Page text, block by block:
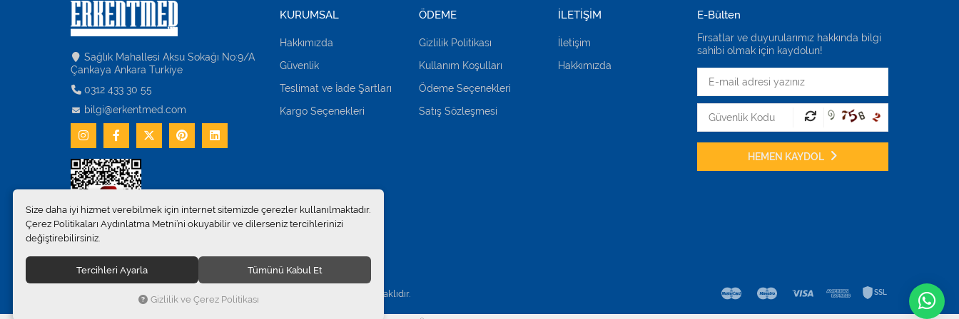
Sağlık Mahallesi Aksu Sokağı No:9/A
Çankaya Ankara Turkiye
0312 433 30 55
bilgi@erkentmed.com
E-Bülten
Fırsatlar ve duyurularımız hakkında bilgi
sahibi olmak için kaydolun!
HEMEN KAYDOL
KURUMSAL
Hakkımızda
Güvenlik
Teslimat ve İade Şartları
Kargo Seçenekleri
ÖDEME
Gizlilik Politikası
Kullanım Koşulları
Ödeme Seçenekleri
Satış Sözleşmesi
İLETİŞİM
İletişim
Hakkımızda
Erkent Sağlık Ürünleri Pazarlama San.ve Tic. Ltd.Şti. . Tüm hakları saklıdır.
Size daha iyi hizmet verebilmek için internet sitemizde çerezler kullanılmaktadır.
Çerez Politikaları Aydınlatma Metni’ni okuyabilir ve dilerseniz tercihlerinizi
değiştirebilirsiniz.
Tercihleri Ayarla Tümünü Kabul Et
Gizlilik ve Çerez Politikası